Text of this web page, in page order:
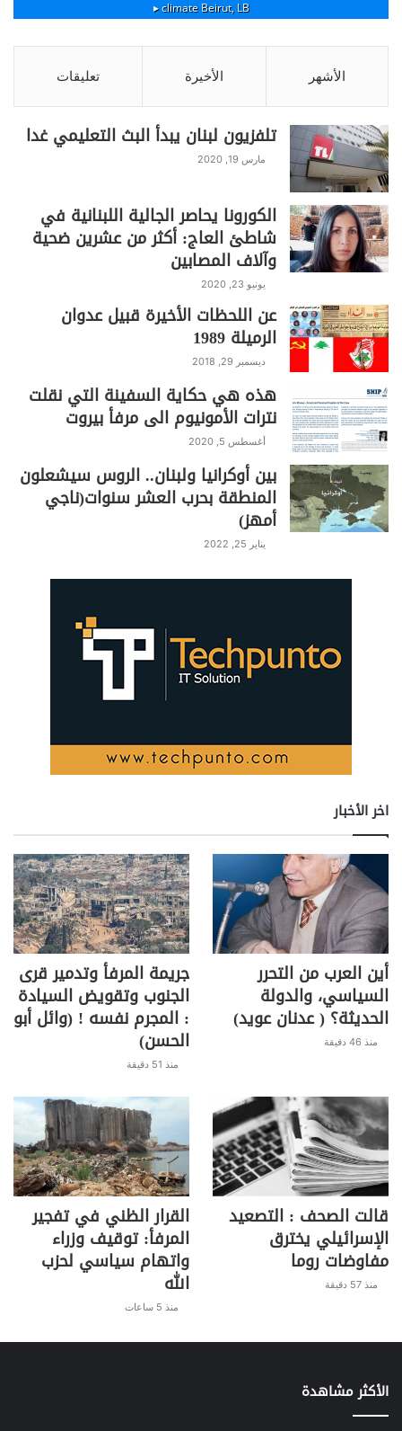
Beirut, LB
climate ▸
الأشهر الأخيرة تعليقات
تلفزيون لبنان يبدأ البث التعليمي غدا
مارس 19, 2020
الكورونا يحاصر الجالية اللبنانية في
شاطئ العاج: أكثر من عشرين ضحية
وآلاف المصابين
يونيو 23, 2020
عن اللحظات الأخيرة قبيل عدوان
الرميلة 1989
ديسمبر 29, 2018
هذه هي حكاية السفينة التي نقلت
نترات الأمونيوم الى مرفأ بيروت
أغسطس 5, 2020
بين أوكرانيا ولبنان.. الروس سيشعلون
المنطقة بحرب العشر سنوات(ناجي
أمهز)
يناير 25, 2022
اخر الأخبار
أين العرب من التحرر
السياسي، والدولة
الحديثة؟ ( عدنان عويد)
منذ 46 دقيقة
جريمة المرفأ وتدمير قرى
الجنوب وتقويض السيادة
: المجرم نفسه ! (وائل أبو
الحسن)
منذ 51 دقيقة
قالت الصحف : التصعيد
الإسرائيلي يخترق
مفاوضات روما
منذ 57 دقيقة
القرار الظني في تفجير
المرفأ: توقيف وزراء
واتهام سياسي لحزب
الله
منذ 5 ساعات
الأكثر مشاهدة